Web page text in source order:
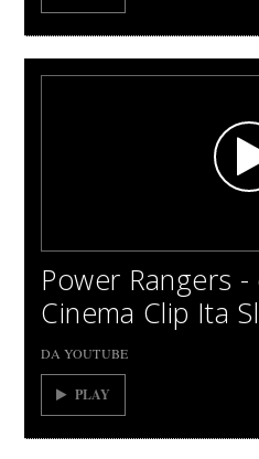
Power Rangers
Cinema Clip Ita
DA YOUTUBE
PLAY